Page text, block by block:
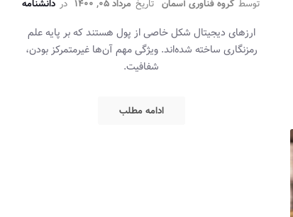
توسط گروه فناوری آسمان تاریخ مرداد 05, 1400 در دانشنامه
ارزهای دیجیتال شکل خاصی از پول هستند که بر پایه علم
رمزنگاری ساخته شده‌اند. ویژگی مهم آن‌ها غیرمتمرکز بودن،
شفافیت.
ادامه مطلب